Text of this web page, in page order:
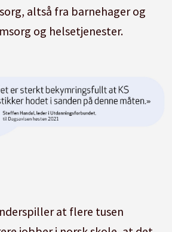
altså fra barnehager og
og helsetjenester.
at flere tusen